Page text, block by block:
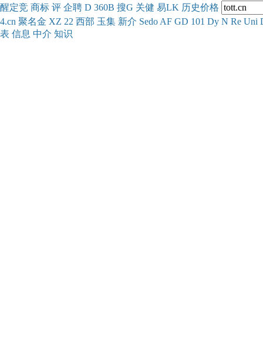
醒定竞 商标 评 企聘 D 360B 搜G 关健 易LK 历史价格
4.cn 聚名金 XZ 22 西部 玉集 新介 Sedo AF GD 101 Dy N Re Uni
表 信息 中介 知识